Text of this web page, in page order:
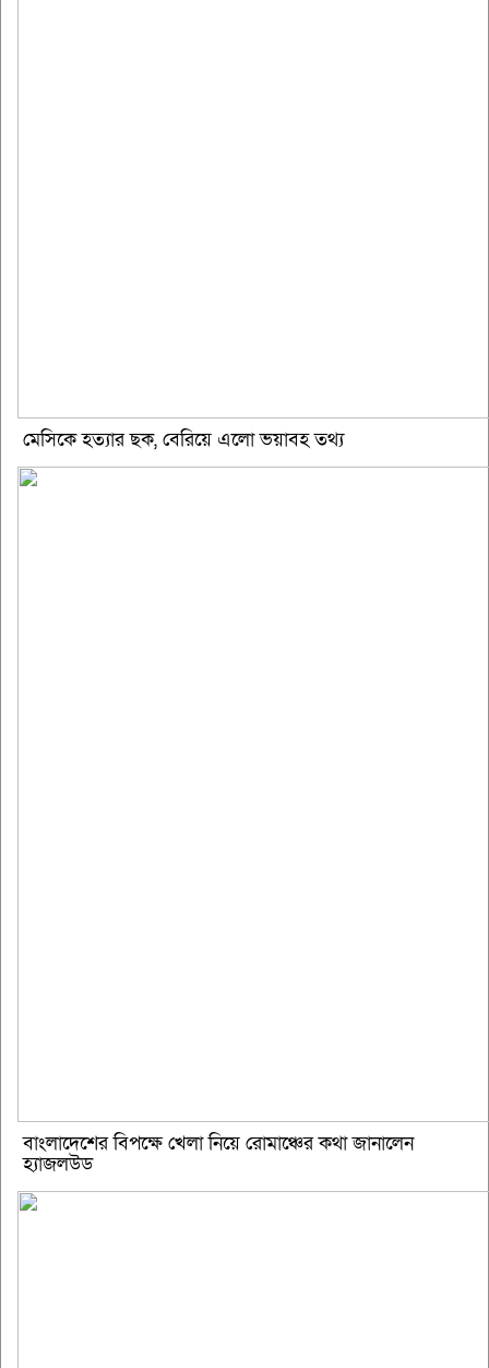
মেসিকে হত্যার ছক, বেরিয়ে এলো ভয়াবহ তথ্য
বাংলাদেশের বিপক্ষে খেলা নিয়ে রোমাঞ্চের কথা জানালেন
হ্যাজলউড